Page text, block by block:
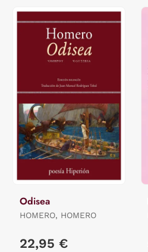
Odisea
HOMERO, HOMERO
22,95 €